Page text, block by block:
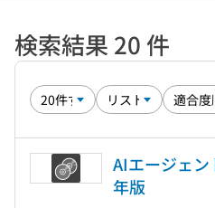
検索結果 20 件
AIエージェン
年版